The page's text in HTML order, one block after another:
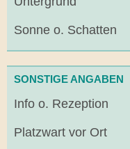
Sonne o. Schatten
SONSTIGE ANGABEN
Info o. Rezeption
Platzwart vor Ort